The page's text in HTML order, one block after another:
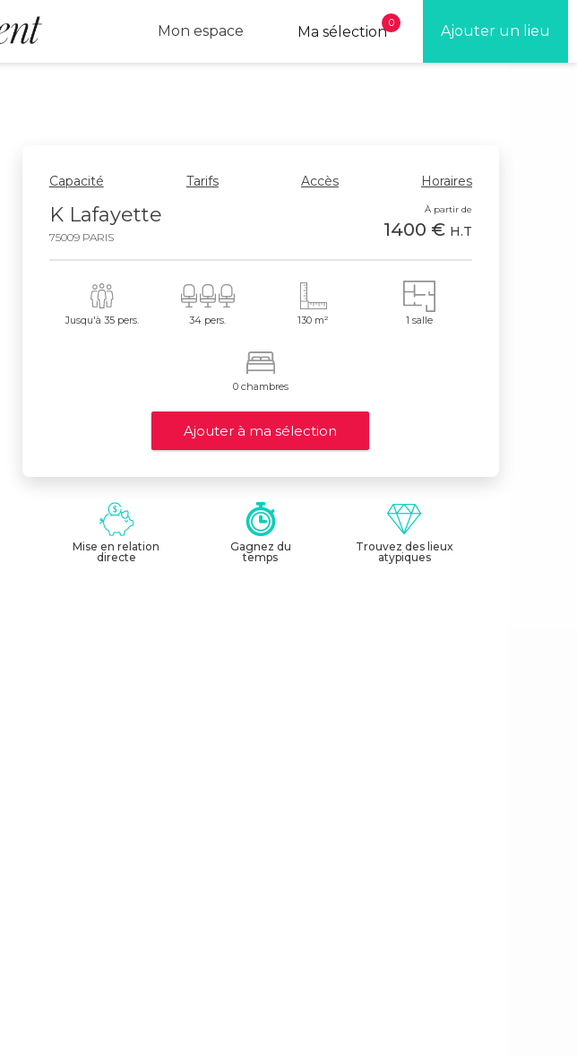
Ajouter un lieu
Ma sélection
0
Mon espace
Capacité Tarifs Accès Horaires
K Lafayette
75009 PARIS
À partir de
1400 € H.T
Jusqu'à 35 pers. 34 pers. 130 m² 1 salle
0 chambres
Mise en relation
directe
Gagnez du
temps
Trouvez des lieux
atypiques